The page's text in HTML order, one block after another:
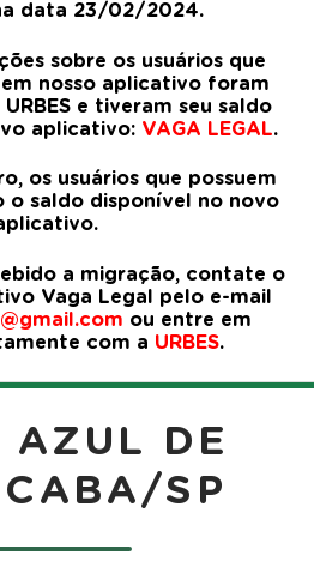
data 23/02/2024.
sobre os usuários que
nosso aplicativo foram
e tiveram seu saldo
aplicativo: VAGA LEGAL.
os usuários que possuem
o saldo disponível no novo
a migração, contate o
Vaga Legal pelo e-mail
ou entre em
com a URBES.
AZUL DE
SP